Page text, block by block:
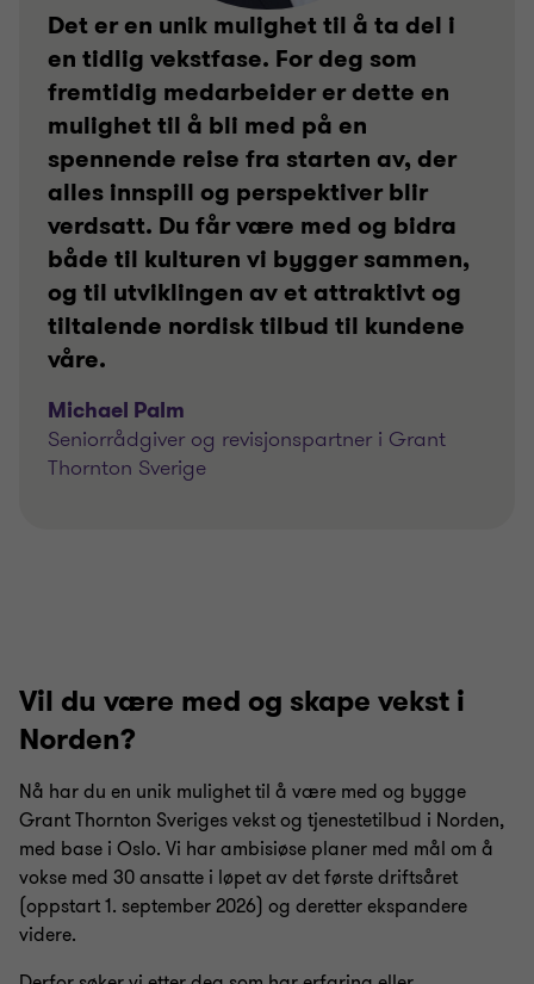
Det er en unik mulighet til å ta del i
en tidlig vekstfase. For deg som
fremtidig medarbeider er dette en
mulighet til å bli med på en
spennende reise fra starten av, der
alles innspill og perspektiver blir
verdsatt. Du får være med og bidra
både til kulturen vi bygger sammen,
og til utviklingen av et attraktivt og
tiltalende nordisk tilbud til kundene
våre.
Michael Palm
Seniorrådgiver og revisjonspartner i Grant
Thornton Sverige
Vil du være med og skape vekst i
Norden?
Nå har du en unik mulighet til å være med og bygge
Grant Thornton Sveriges vekst og tjenestetilbud i Norden,
med base i Oslo. Vi har ambisiøse planer med mål om å
vokse med 30 ansatte i løpet av det første driftsåret
(oppstart 1. september 2026) og deretter ekspandere
videre.